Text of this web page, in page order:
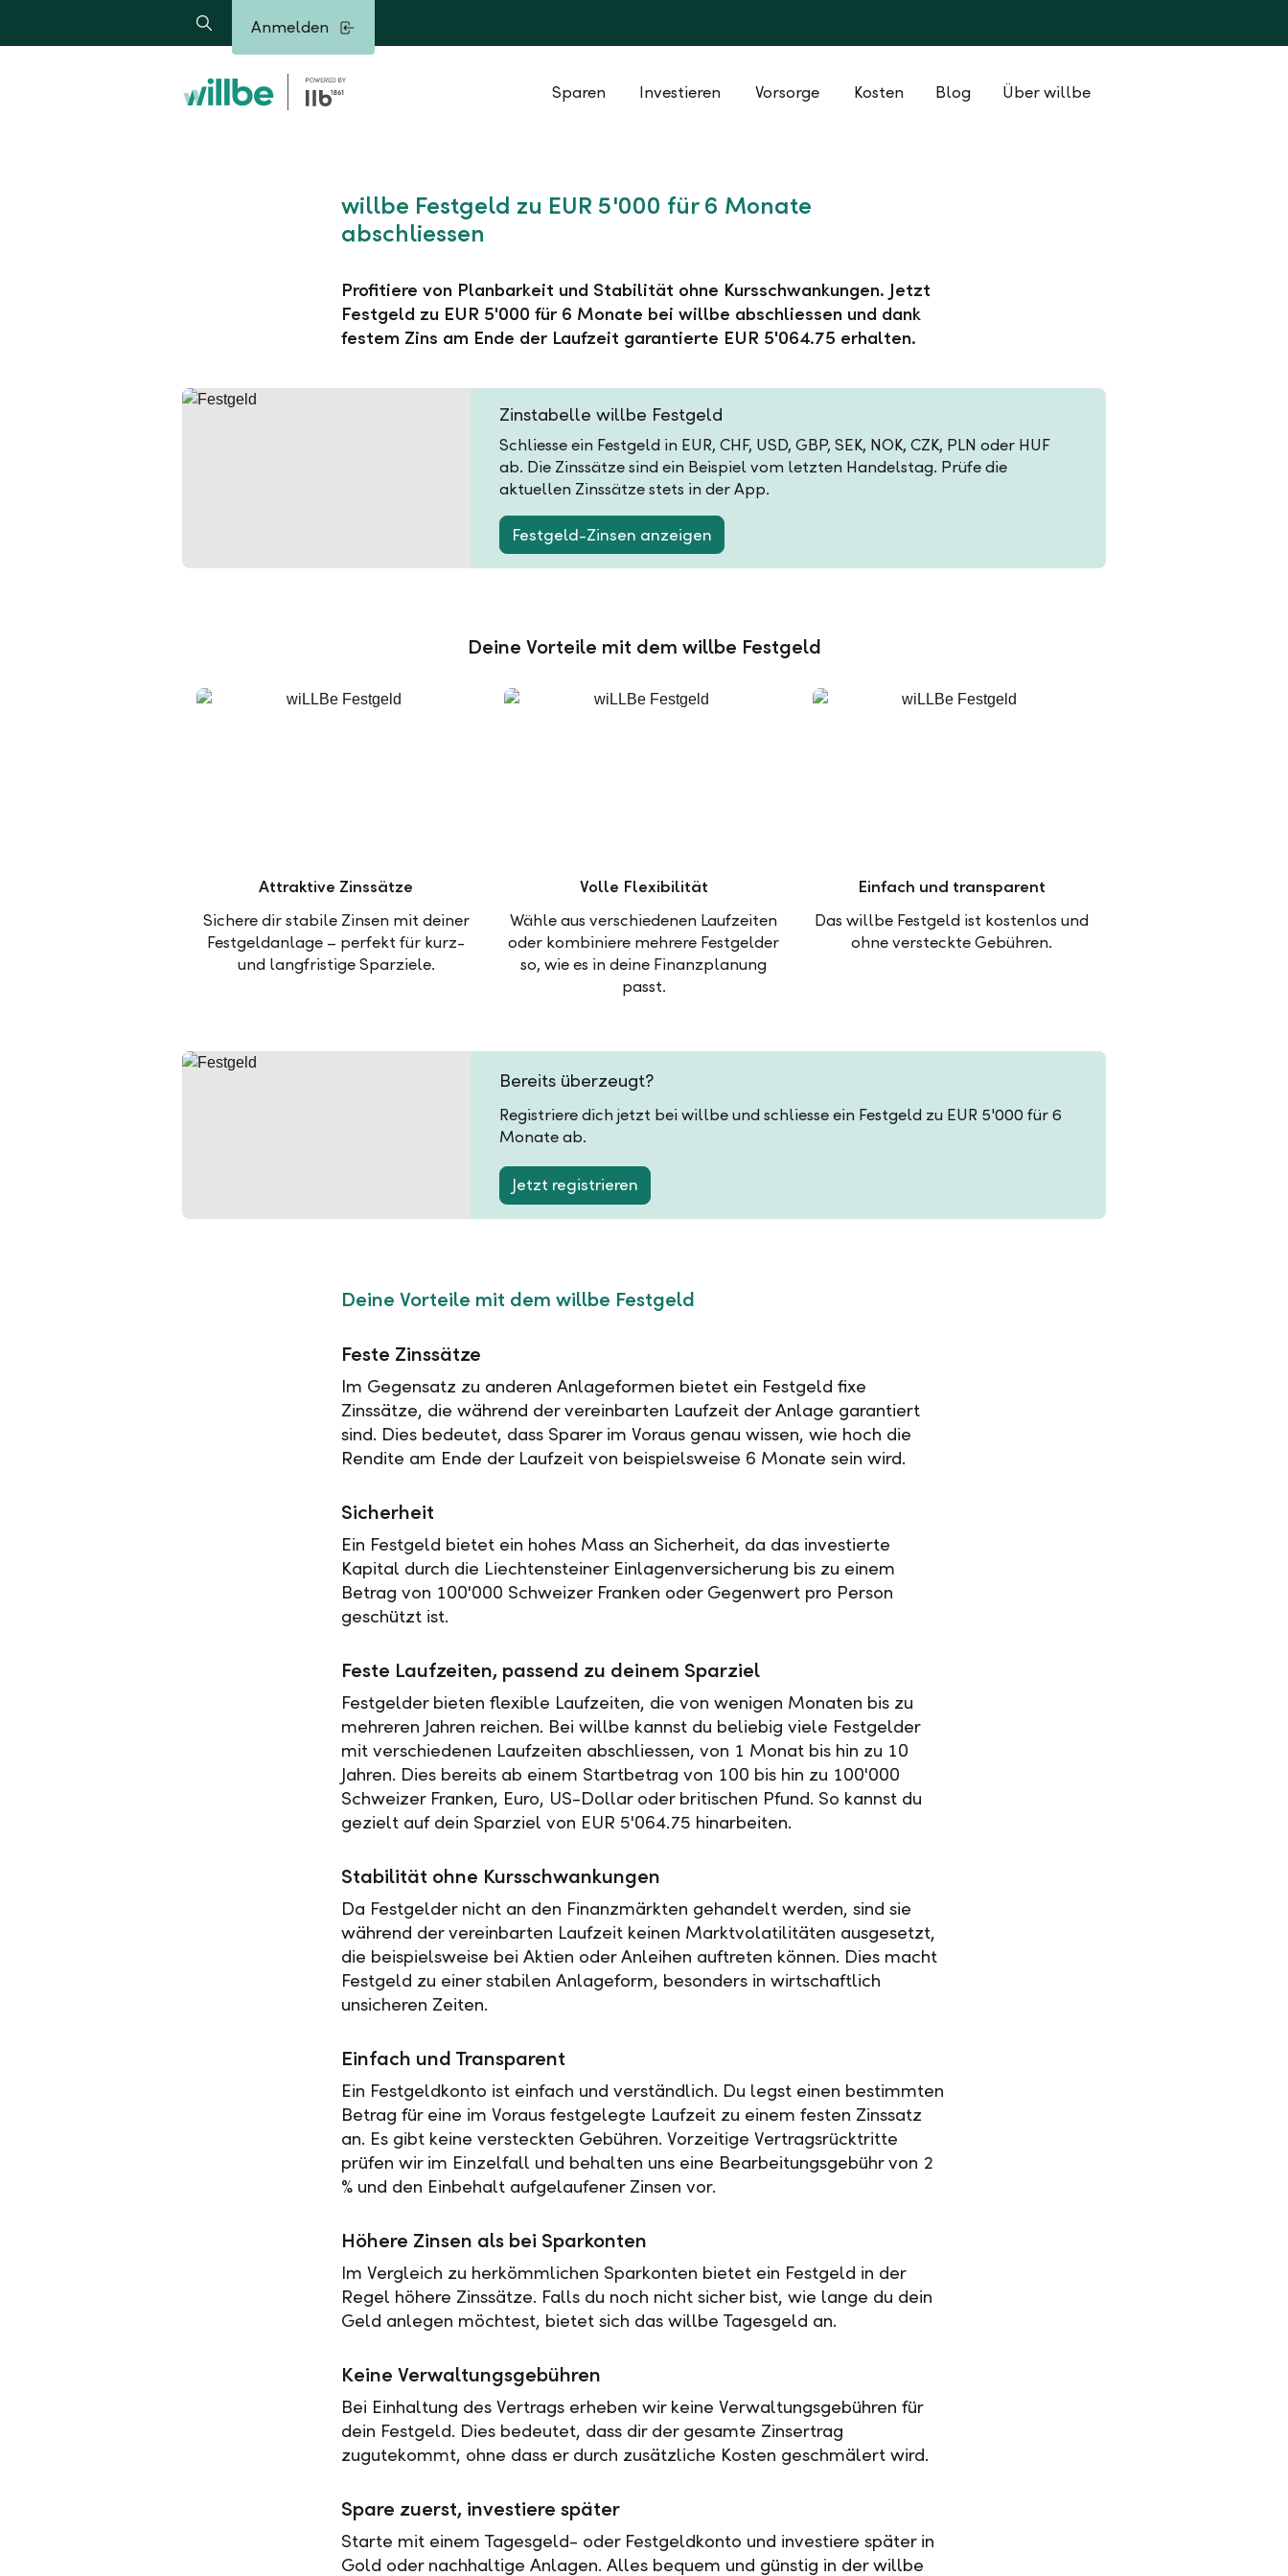
Suche Anmelden
Sparen Investieren Vorsorge Kosten Blog Über willbe
willbe Festgeld zu EUR 5'000 für 6 Monate
abschliessen
Profitiere von Planbarkeit und Stabilität ohne Kursschwankungen. Jetzt
Festgeld zu EUR 5'000 für 6 Monate bei willbe abschliessen und dank
festem Zins am Ende der Laufzeit garantierte EUR 5'064.75 erhalten.
Zinstabelle willbe Festgeld
Schliesse ein Festgeld in EUR, CHF, USD, GBP, SEK, NOK, CZK, PLN oder HUF
ab. Die Zinssätze sind ein Beispiel vom letzten Handelstag. Prüfe die
aktuellen Zinssätze stets in der App.
Festgeld-Zinsen anzeigen
Deine Vorteile mit dem willbe Festgeld
Attraktive Zinssätze
Sichere dir stabile Zinsen mit deiner
Festgeldanlage – perfekt für kurz-
und langfristige Sparziele.
Volle Flexibilität
Wähle aus verschiedenen Laufzeiten
oder kombiniere mehrere Festgelder
so, wie es in deine Finanzplanung
passt.
Einfach und transparent
Das willbe Festgeld ist kostenlos und
ohne versteckte Gebühren.
Bereits überzeugt?
Registriere dich jetzt bei willbe und schliesse ein Festgeld zu EUR 5'000 für 6
Monate ab.
Jetzt registrieren
Deine Vorteile mit dem willbe Festgeld
Feste Zinssätze
Im Gegensatz zu anderen Anlageformen bietet ein Festgeld fixe
Zinssätze, die während der vereinbarten Laufzeit der Anlage garantiert
sind. Dies bedeutet, dass Sparer im Voraus genau wissen, wie hoch die
Rendite am Ende der Laufzeit von beispielsweise 6 Monate sein wird.
Sicherheit
Ein Festgeld bietet ein hohes Mass an Sicherheit, da das investierte
Kapital durch die Liechtensteiner Einlagenversicherung bis zu einem
Betrag von 100'000 Schweizer Franken oder Gegenwert pro Person
geschützt ist.
Feste Laufzeiten, passend zu deinem Sparziel
Festgelder bieten flexible Laufzeiten, die von wenigen Monaten bis zu
mehreren Jahren reichen. Bei willbe kannst du beliebig viele Festgelder
mit verschiedenen Laufzeiten abschliessen, von 1 Monat bis hin zu 10
Jahren. Dies bereits ab einem Startbetrag von 100 bis hin zu 100'000
Schweizer Franken, Euro, US-Dollar oder britischen Pfund. So kannst du
gezielt auf dein Sparziel von EUR 5'064.75 hinarbeiten.
Stabilität ohne Kursschwankungen
Da Festgelder nicht an den Finanzmärkten gehandelt werden, sind sie
während der vereinbarten Laufzeit keinen Marktvolatilitäten ausgesetzt,
die beispielsweise bei Aktien oder Anleihen auftreten können. Dies macht
Festgeld zu einer stabilen Anlageform, besonders in wirtschaftlich
unsicheren Zeiten.
Einfach und Transparent
Ein Festgeldkonto ist einfach und verständlich. Du legst einen bestimmten
Betrag für eine im Voraus festgelegte Laufzeit zu einem festen Zinssatz
an. Es gibt keine versteckten Gebühren. Vorzeitige Vertragsrücktritte
prüfen wir im Einzelfall und behalten uns eine Bearbeitungsgebühr von 2
% und den Einbehalt aufgelaufener Zinsen vor.
Höhere Zinsen als bei Sparkonten
Im Vergleich zu herkömmlichen Sparkonten bietet ein Festgeld in der
Regel höhere Zinssätze. Falls du noch nicht sicher bist, wie lange du dein
Geld anlegen möchtest, bietet sich das willbe Tagesgeld an.
Keine Verwaltungsgebühren
Bei Einhaltung des Vertrags erheben wir keine Verwaltungsgebühren für
dein Festgeld. Dies bedeutet, dass dir der gesamte Zinsertrag
zugutekommt, ohne dass er durch zusätzliche Kosten geschmälert wird.
Spare zuerst, investiere später
Starte mit einem Tagesgeld- oder Festgeldkonto und investiere später in
Gold oder nachhaltige Anlagen. Alles bequem und günstig in der willbe